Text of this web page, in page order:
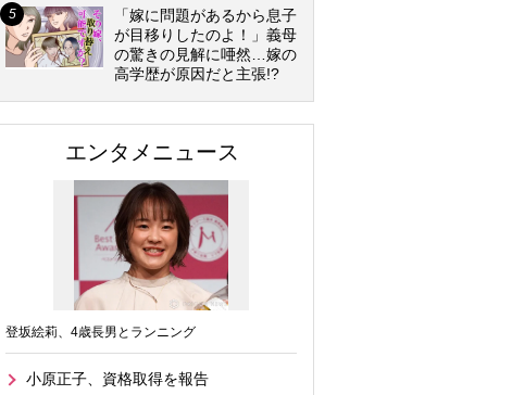
「嫁に問題があるから息子
が目移りしたのよ！」義母
の驚きの見解に唖然…嫁の
高学歴が原因だと主張!?
エンタメニュース
登坂絵莉、4歳長男とランニング
小原正子、資格取得を報告